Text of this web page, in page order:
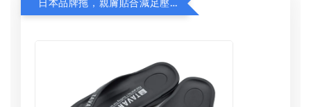
日本品牌拖，親膚貼合減足壓，超值加購75折！